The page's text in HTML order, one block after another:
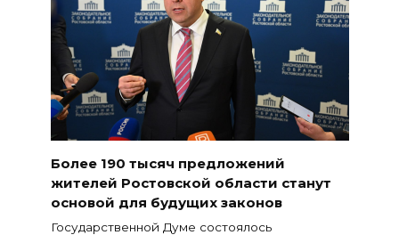
Более 190 тысяч предложений
жителей Ростовской области станут
основой для будущих законов
Государственной Думе состоялось